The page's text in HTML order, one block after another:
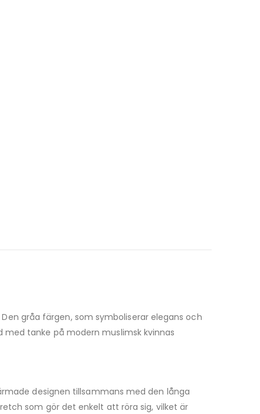
gråa färgen, som symboliserar elegans och
tanke på modern muslimsk kvinnas
designen tillsammans med den långa
som gör det enkelt att röra sig, vilket är